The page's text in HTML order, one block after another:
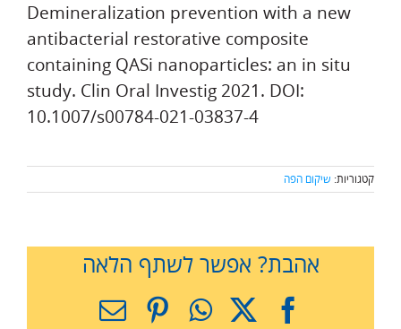
Demineralization prevention with a new
antibacterial restorative composite
containing QASi nanoparticles: an in situ
study. Clin Oral Investig 2021. DOI:
10.1007/s00784-021-03837-4
קטגוריות: שיקום הפה
אהבת? אפשר לשתף הלאה
Facebook
X
WhatsApp
Pinterest
כתובת